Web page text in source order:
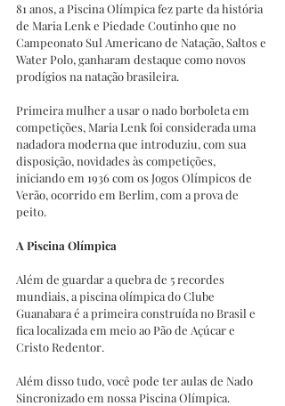
81 anos, a Piscina Olímpica fez parte da história
de Maria Lenk e Piedade Coutinho que no
Campeonato Sul Americano de Natação, Saltos e
Water Polo, ganharam destaque como novos
prodígios na natação brasileira.
Primeira mulher a usar o nado borboleta em
competições, Maria Lenk foi considerada uma
nadadora moderna que introduziu, com sua
disposição, novidades às competições,
iniciando em 1936 com os Jogos Olímpicos de
Verão, ocorrido em Berlim, com a prova de
peito.
A Piscina Olímpica
Além de guardar a quebra de 5 recordes
mundiais, a piscina olímpica do Clube
Guanabara é a primeira construída no Brasil e
fica localizada em meio ao Pão de Açúcar e
Cristo Redentor.
Além disso tudo, você pode ter aulas de Nado
Sincronizado em nossa Piscina Olímpica.